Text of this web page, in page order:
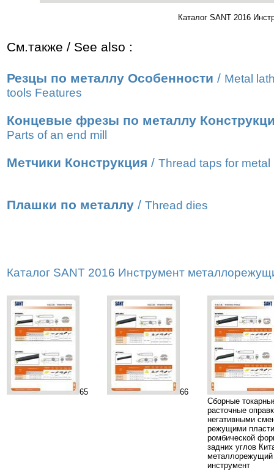
Каталог SANT 2016
См.также / See also :
Резцы по металлу Особенности / Metal
tools Features
Концевые фрезы по металлу
Parts of an end mill
Метчики Конструкция / Thread taps for metal
Плашки по металлу / Thread dies
Каталог SANT 2016 Инструмент
65
66
Сборные
расточные
негативными
режущими
ромбической
задних углов
металлорежущий
инструмент